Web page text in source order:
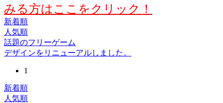
みる方はここをクリック！
新着順
人気順
話題のフリーゲーム
デザインをリニューアルしました。
1
新着順
人気順